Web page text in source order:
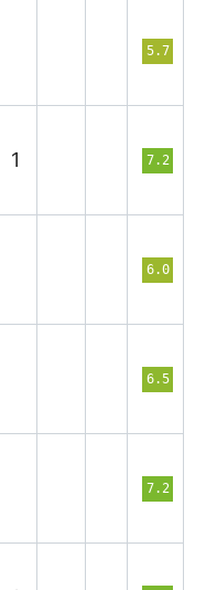
5.7
1 7.2
6.0
6.5
7.2